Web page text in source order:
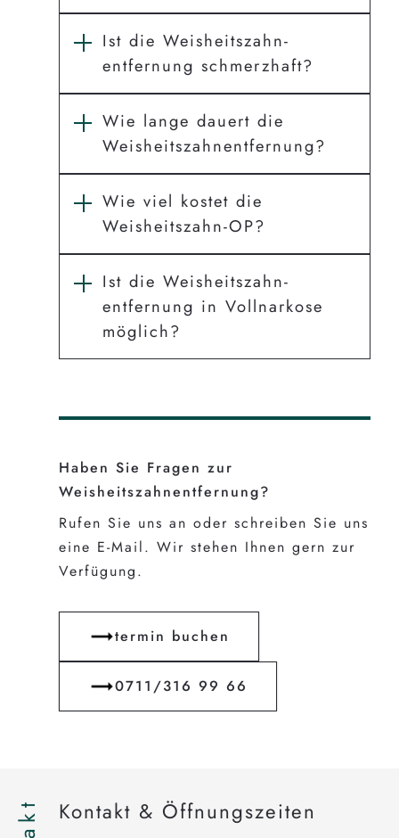
Ist die Weisheits­zahn­
entfernung schmerzhaft?
Wie lange dauert die
Weisheits­zahn­entfernung?
Wie viel kostet die
Weisheitszahn-OP?
Ist die Weisheits­zahn­
entfernung in Vollnarkose
möglich?
Haben Sie Fragen zur
Weisheitszahnentfernung?
Rufen Sie uns an oder schreiben Sie uns
eine E-Mail. Wir stehen Ihnen gern zur
Verfügung.
termin buchen
0711/316 99 66
Kontakt & Öffnungszeiten